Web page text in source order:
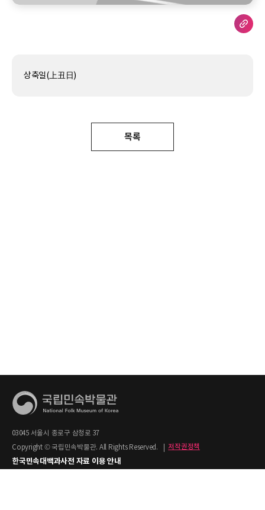
상축일(上丑日)
목록
03045 서울시 종로구 삼청로 37
Copyright © 국립민속박물관. All Rights Reserved.
저작권정책
한국민속대백과사전 자료 이용 안내